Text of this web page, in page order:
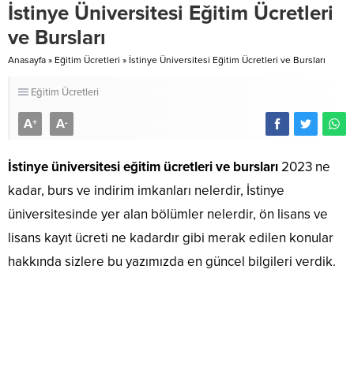
İstinye Üniversitesi Eğitim Ücretleri
ve Bursları
Anasayfa » Eğitim Ücretleri » İstinye Üniversitesi Eğitim Ücretleri ve Bursları
Eğitim Ücretleri
A+ A-
İstinye üniversitesi eğitim ücretleri ve bursları 2023 ne
kadar, burs ve indirim imkanları nelerdir, İstinye
üniversitesinde yer alan bölümler nelerdir, ön lisans ve
lisans kayıt ücreti ne kadardır gibi merak edilen konular
hakkında sizlere bu yazımızda en güncel bilgileri verdik.